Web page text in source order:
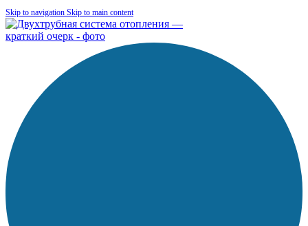
Skip to navigation Skip to main content